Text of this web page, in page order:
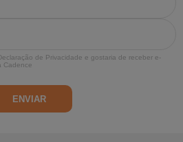
Declaração de Privacidade e gostaria de receber e-
mails marketing e/ou promocionais da Cadence